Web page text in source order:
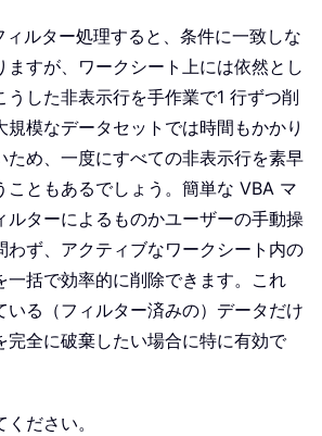
ルター処理すると、条件に一致しな
ますが、ワークシート上には依然とし
うした非表示行を手作業で1 行ずつ削
規模なデータセットでは時間もかかり
ため、一度にすべての非表示行を素早
こともあるでしょう。簡単な VBA マ
ルターによるものかユーザーの手動操
わず、アクティブなワークシート内の
一括で効率的に削除できます。これ
いる（フィルター済みの）データだけ
完全に破棄したい場合に特に有効で
ださい。